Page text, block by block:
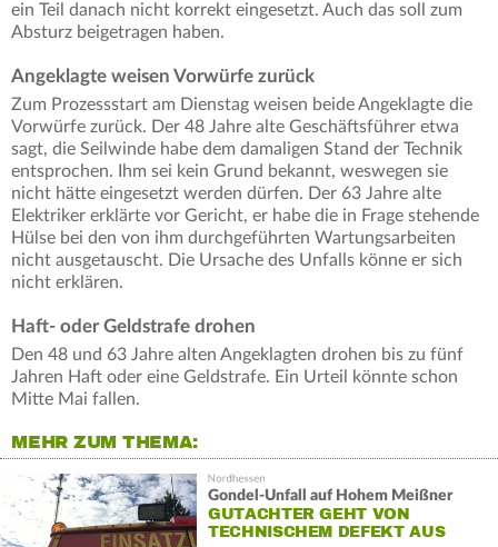
ein Teil danach nicht korrekt eingesetzt. Auch das soll zum
Absturz beigetragen haben.
Angeklagte weisen Vorwürfe zurück
Zum Prozessstart am Dienstag weisen beide Angeklagte die
Vorwürfe zurück. Der 48 Jahre alte Geschäftsführer etwa
sagt, die Seilwinde habe dem damaligen Stand der Technik
entsprochen. Ihm sei kein Grund bekannt, weswegen sie
nicht hätte eingesetzt werden dürfen. Der 63 Jahre alte
Elektriker erklärte vor Gericht, er habe die in Frage stehende
Hülse bei den von ihm durchgeführten Wartungsarbeiten
nicht ausgetauscht. Die Ursache des Unfalls könne er sich
nicht erklären.
Haft- oder Geldstrafe drohen
Den 48 und 63 Jahre alten Angeklagten drohen bis zu fünf
Jahren Haft oder eine Geldstrafe. Ein Urteil könnte schon
Mitte Mai fallen.
MEHR ZUM THEMA:
Gondel-Unfall auf Hohem Meißner
GUTACHTER GEHT VON
TECHNISCHEM DEFEKT AUS